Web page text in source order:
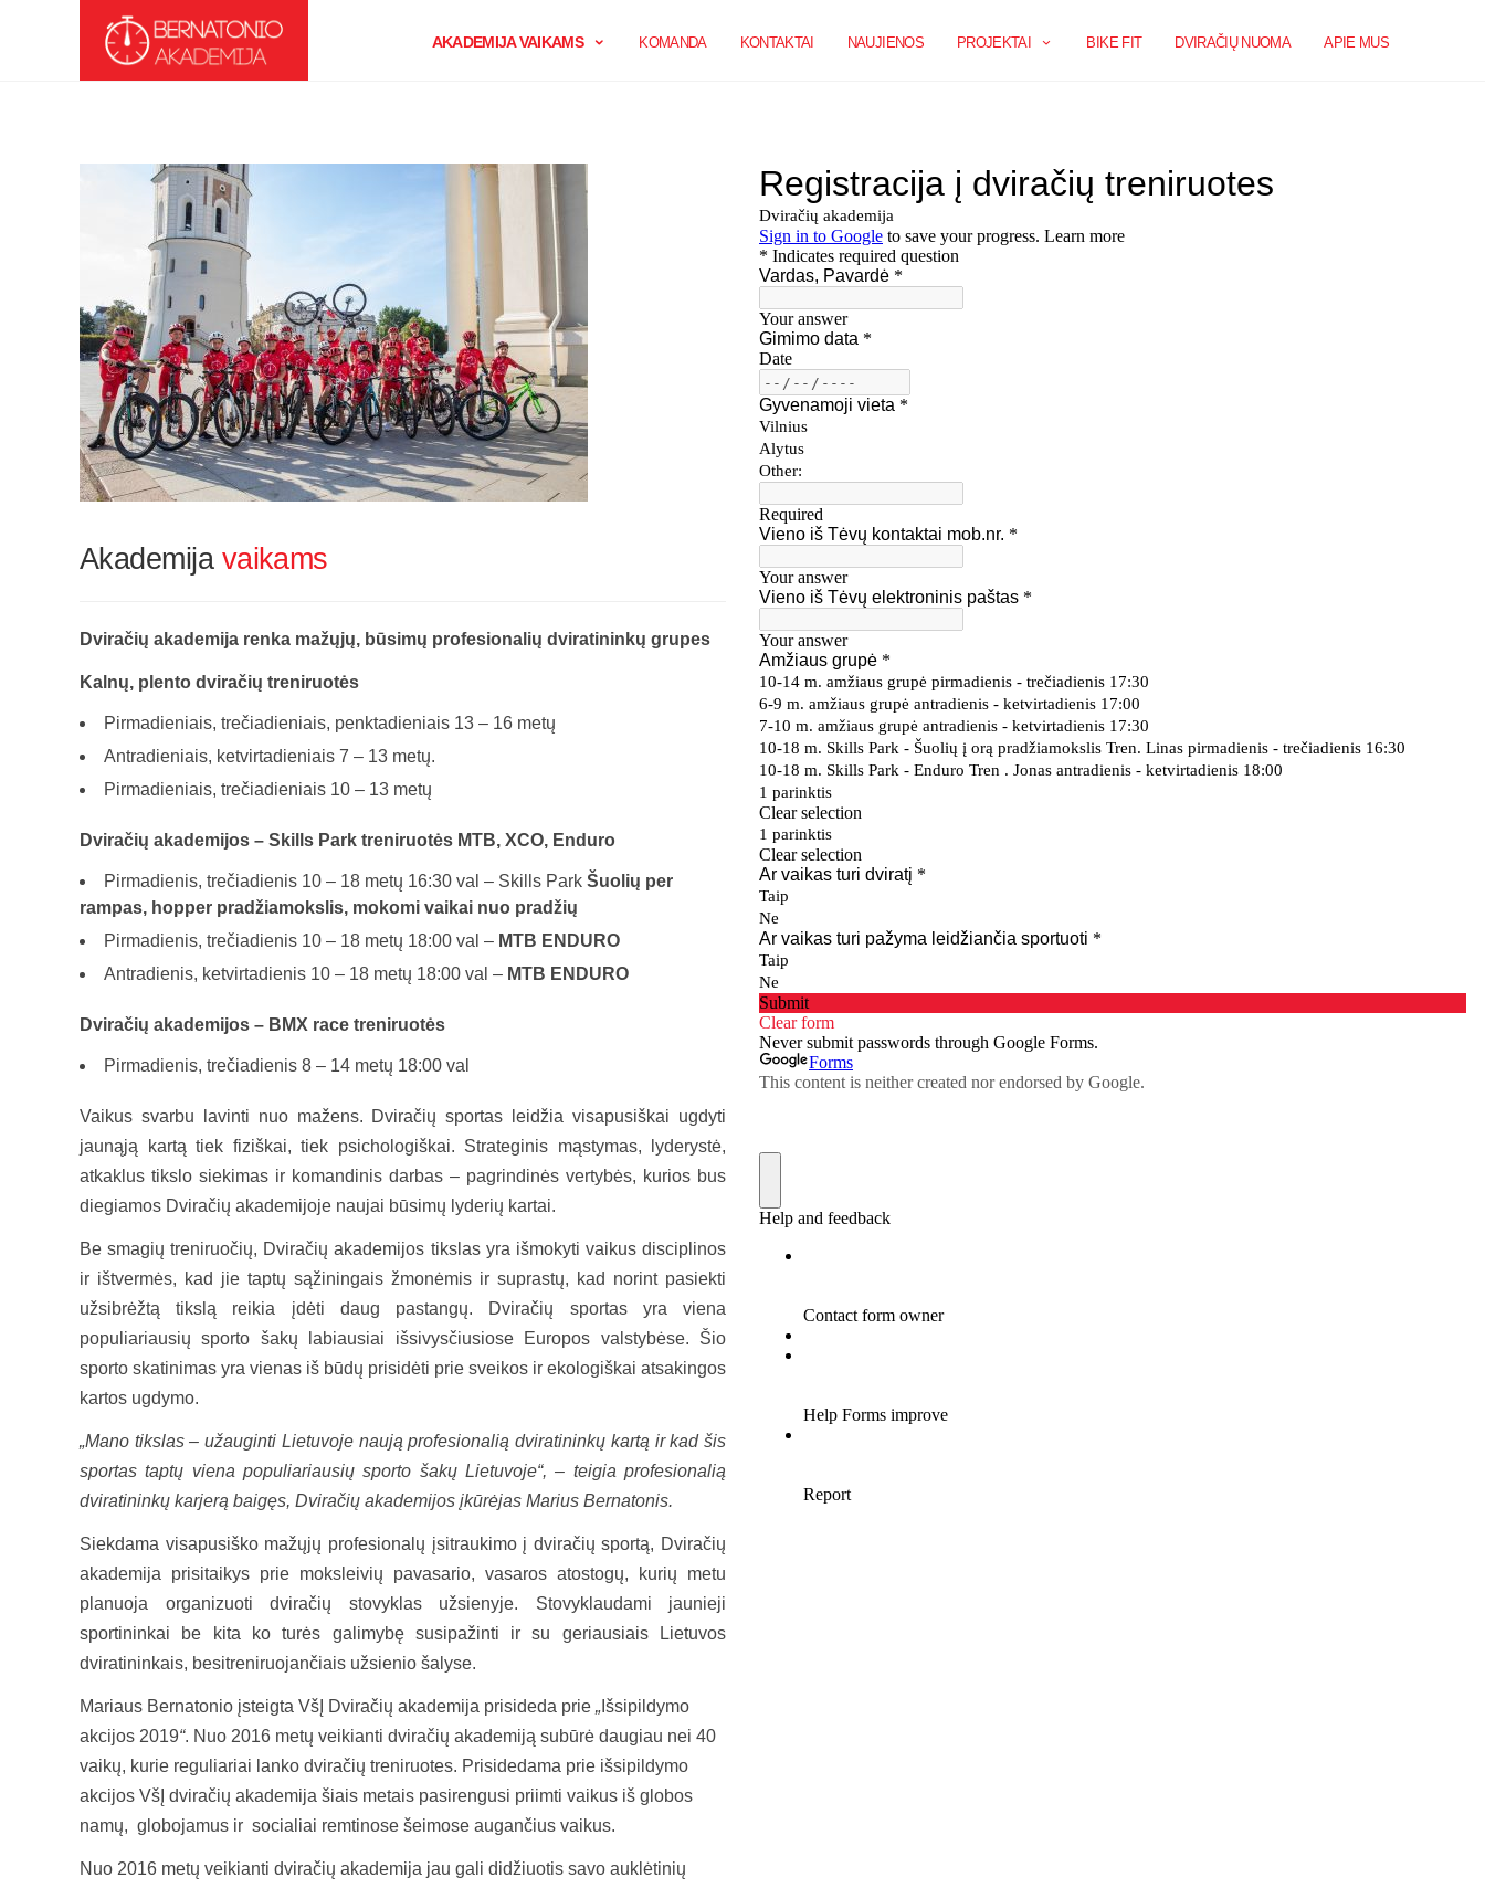
AKADEMIJA VAIKAMS KOMANDA KONTAKTAI NAUJIENOS PROJEKTAI BIKE FIT DVIRAČIŲ NUOMA APIE MUS
Akademija vaikams
Dviračių akademija renka mažųjų, būsimų profesionalių dviratininkų grupes
Kalnų, plento dviračių treniruotės
Pirmadieniais, trečiadieniais, penktadieniais 13 – 16 metų
Antradieniais, ketvirtadieniais 7 – 13 metų.
Pirmadieniais, trečiadieniais 10 – 13 metų
Dviračių akademijos – Skills Park treniruotės MTB, XCO, Enduro
Pirmadienis, trečiadienis 10 – 18 metų 16:30 val – Skills Park Šuolių per
rampas, hopper pradžiamokslis, mokomi vaikai nuo pradžių
Pirmadienis, trečiadienis 10 – 18 metų 18:00 val – MTB ENDURO
Antradienis, ketvirtadienis 10 – 18 metų 18:00 val – MTB ENDURO
Dviračių akademijos – BMX race treniruotės
Pirmadienis, trečiadienis 8 – 14 metų 18:00 val
Vaikus svarbu lavinti nuo mažens. Dviračių sportas leidžia visapusiškai ugdyti
jaunąją kartą tiek fiziškai, tiek psichologiškai. Strateginis mąstymas, lyderystė,
atkaklus tikslo siekimas ir komandinis darbas – pagrindinės vertybės, kurios bus
diegiamos Dviračių akademijoje naujai būsimų lyderių kartai.
Be smagių treniruočių, Dviračių akademijos tikslas yra išmokyti vaikus disciplinos
ir ištvermės, kad jie taptų sąžiningais žmonėmis ir suprastų, kad norint pasiekti
užsibrėžtą tikslą reikia įdėti daug pastangų. Dviračių sportas yra viena
populiariausių sporto šakų labiausiai išsivysčiusiose Europos valstybėse. Šio
sporto skatinimas yra vienas iš būdų prisidėti prie sveikos ir ekologiškai atsakingos
kartos ugdymo.
„Mano tikslas – užauginti Lietuvoje naują profesionalią dviratininkų kartą ir kad šis
sportas taptų viena populiariausių sporto šakų Lietuvoje“, – teigia profesionalią
dviratininkų karjerą baigęs, Dviračių akademijos įkūrėjas Marius Bernatonis.
Siekdama visapusiško mažųjų profesionalų įsitraukimo į dviračių sportą, Dviračių
akademija prisitaikys prie moksleivių pavasario, vasaros atostogų, kurių metu
planuoja organizuoti dviračių stovyklas užsienyje. Stovyklaudami jaunieji
sportininkai be kita ko turės galimybę susipažinti ir su geriausiais Lietuvos
dviratininkais, besitreniruojančiais užsienio šalyse.
Mariaus Bernatonio įsteigta VšĮ Dviračių akademija prisideda prie „ Išsipildymo
akcijos 2019“. Nuo 2016 metų veikianti dviračių akademiją subūrė daugiau nei 40
vaikų, kurie reguliariai lanko dviračių treniruotes. Prisidedama prie išsipildymo
akcijos VšĮ dviračių akademija šiais metais pasirengusi priimti vaikus iš globos
namų, globojamus ir socialiai remtinose šeimose augančius vaikus.
Nuo 2016 metų veikianti dviračių akademija jau gali didžiuotis savo auklėtinių